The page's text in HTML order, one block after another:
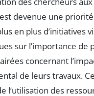
devenue une
en plus d’initiatives
sur l’importance de
concernant
de leurs travaux.
l’utilisation des